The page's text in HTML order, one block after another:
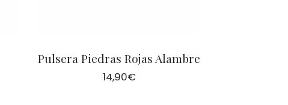
Pulsera Piedras Rojas Alambre
14,90€